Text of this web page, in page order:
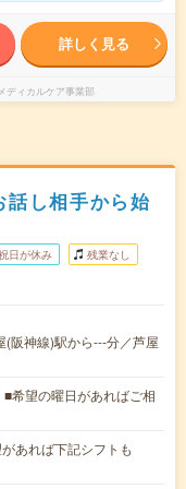
詳しく見る
ディカルケア事業部
し相手から始
日が休み 残業なし
阪神線)駅から---分／芦屋
希望の曜日があればご相
あれば下記シフトも